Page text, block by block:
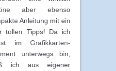
aber ebenso
Anleitung mit ein
tollen Tipps! Da ich
im Grafikkarten-
unterwegs bin,
ich aus eigener